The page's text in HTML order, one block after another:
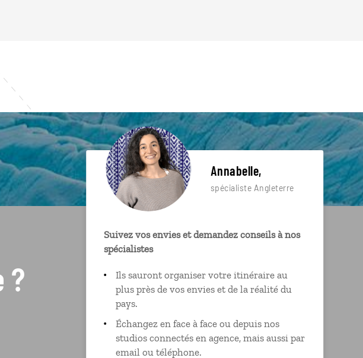
?
Annabelle,
spécialiste Angleterre
Suivez vos envies et demandez conseils à nos
spécialistes
Ils sauront organiser votre itinéraire au
plus près de vos envies et de la réalité du
pays.
Échangez en face à face ou depuis nos
studios connectés en agence, mais aussi par
email ou téléphone.